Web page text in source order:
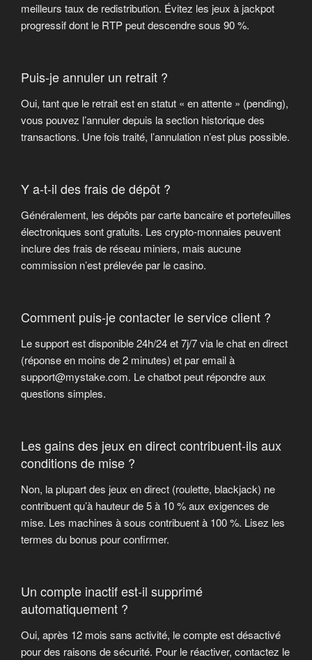
meilleurs taux de redistribution. Évitez les jeux à jackpot
progressif dont le RTP peut descendre sous 90 %.
Puis-je annuler un retrait ?
Oui, tant que le retrait est en statut « en attente » (pending),
vous pouvez l’annuler depuis la section historique des
transactions. Une fois traité, l’annulation n’est plus possible.
Y a-t-il des frais de dépôt ?
Généralement, les dépôts par carte bancaire et portefeuilles
électroniques sont gratuits. Les crypto-monnaies peuvent
inclure des frais de réseau miniers, mais aucune
commission n’est prélevée par le casino.
Comment puis-je contacter le service client ?
Le support est disponible 24h/24 et 7j/7 via le chat en direct
(réponse en moins de 2 minutes) et par email à
support@mystake.com. Le chatbot peut répondre aux
questions simples.
Les gains des jeux en direct contribuent-ils aux
conditions de mise ?
Non, la plupart des jeux en direct (roulette, blackjack) ne
contribuent qu’à hauteur de 5 à 10 % aux exigences de
mise. Les machines à sous contribuent à 100 %. Lisez les
termes du bonus pour confirmer.
Un compte inactif est-il supprimé
automatiquement ?
Oui, après 12 mois sans activité, le compte est désactivé
pour des raisons de sécurité. Pour le réactiver, contactez le